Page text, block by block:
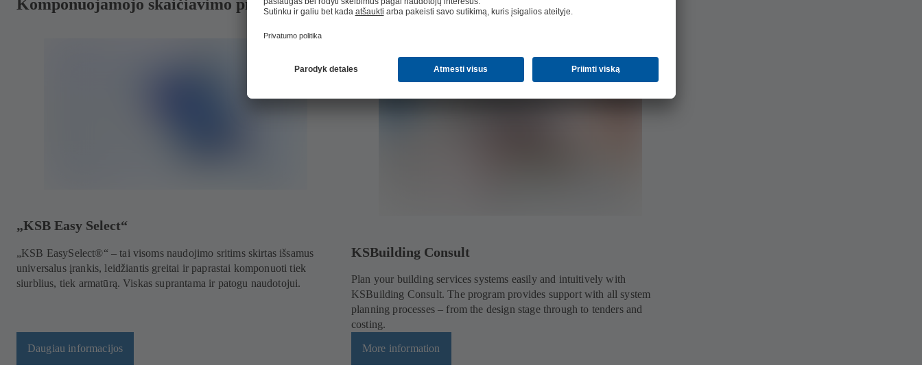
Komponuojamojo skaičiavimo priemonė
„KSB Easy Select“
„KSB EasySelect®“ – tai visoms naudojimo sritims skirtas išsamus
universalus įrankis, leidžiantis greitai ir paprastai komponuoti tiek
siurblius, tiek armatūrą. Viskas suprantama ir patogu naudotojui.
Daugiau informacijos
KSBuilding Consult
Plan your building services systems easily and intuitively with
KSBuilding Consult. The program provides support with all system
planning processes – from the design stage through to tenders and
costing.
More information